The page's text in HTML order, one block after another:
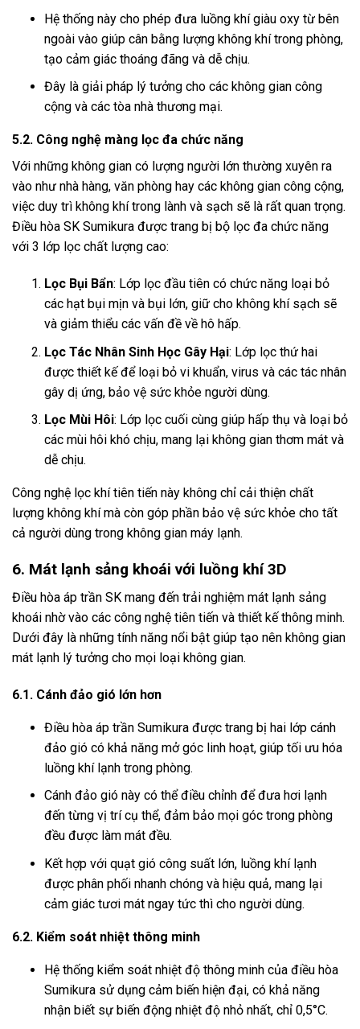
Hệ thống này cho phép đưa luồng khí giàu oxy từ bên
ngoài vào giúp cân bằng lượng không khí trong phòng,
tạo cảm giác thoáng đãng và dễ chịu.
Đây là giải pháp lý tưởng cho các không gian công
cộng và các tòa nhà thương mại.
5.2. Công nghệ màng lọc đa chức năng
Với những không gian có lượng người lớn thường xuyên ra
vào như nhà hàng, văn phòng hay các không gian công cộng,
việc duy trì không khí trong lành và sạch sẽ là rất quan trọng.
Điều hòa SK Sumikura được trang bị bộ lọc đa chức năng
với 3 lớp lọc chất lượng cao:
Lọc Bụi Bẩn: Lớp lọc đầu tiên có chức năng loại bỏ
các hạt bụi mịn và bụi lớn, giữ cho không khí sạch sẽ
và giảm thiểu các vấn đề về hô hấp.
Lọc Tác Nhân Sinh Học Gây Hại: Lớp lọc thứ hai
được thiết kế để loại bỏ vi khuẩn, virus và các tác nhân
gây dị ứng, bảo vệ sức khỏe người dùng.
Lọc Mùi Hôi: Lớp lọc cuối cùng giúp hấp thụ và loại bỏ
các mùi hôi khó chịu, mang lại không gian thơm mát và
dễ chịu.
Công nghệ lọc khí tiên tiến này không chỉ cải thiện chất
lượng không khí mà còn góp phần bảo vệ sức khỏe cho tất
cả người dùng trong không gian máy lạnh.
6. Mát lạnh sảng khoái với luồng khí 3D
Điều hòa áp trần SK mang đến trải nghiệm mát lạnh sảng
khoái nhờ vào các công nghệ tiên tiến và thiết kế thông minh.
Dưới đây là những tính năng nổi bật giúp tạo nên không gian
mát lạnh lý tưởng cho mọi loại không gian.
6.1. Cánh đảo gió lớn hơn
Điều hòa áp trần Sumikura được trang bị hai lớp cánh
đảo gió có khả năng mở góc linh hoạt, giúp tối ưu hóa
luồng khí lạnh trong phòng.
Cánh đảo gió này có thể điều chỉnh để đưa hơi lạnh
đến từng vị trí cụ thể, đảm bảo mọi góc trong phòng
đều được làm mát đều.
Kết hợp với quạt gió công suất lớn, luồng khí lạnh
được phân phối nhanh chóng và hiệu quả, mang lại
cảm giác tươi mát ngay tức thì cho người dùng.
6.2. Kiểm soát nhiệt thông minh
Hệ thống kiểm soát nhiệt độ thông minh của điều hòa
Sumikura sử dụng cảm biến hiện đại, có khả năng
nhận biết sự biến động nhiệt độ nhỏ nhất, chỉ 0,5°C.